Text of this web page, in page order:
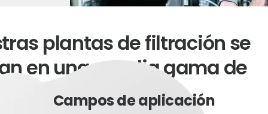
plantas de filtración se
en una amplia gama de
Campos de aplicación